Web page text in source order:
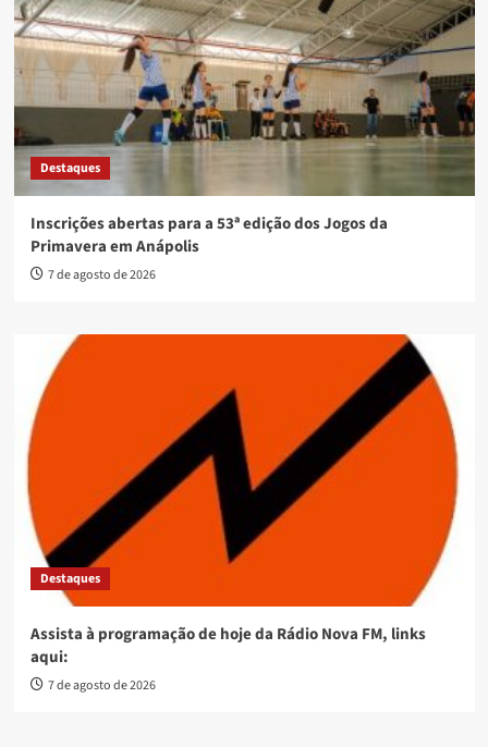
Destaques
Inscrições abertas para a 53ª edição dos Jogos da
Primavera em Anápolis
7 de agosto de 2026
Destaques
Assista à programação de hoje da Rádio Nova FM, links
aqui:
7 de agosto de 2026